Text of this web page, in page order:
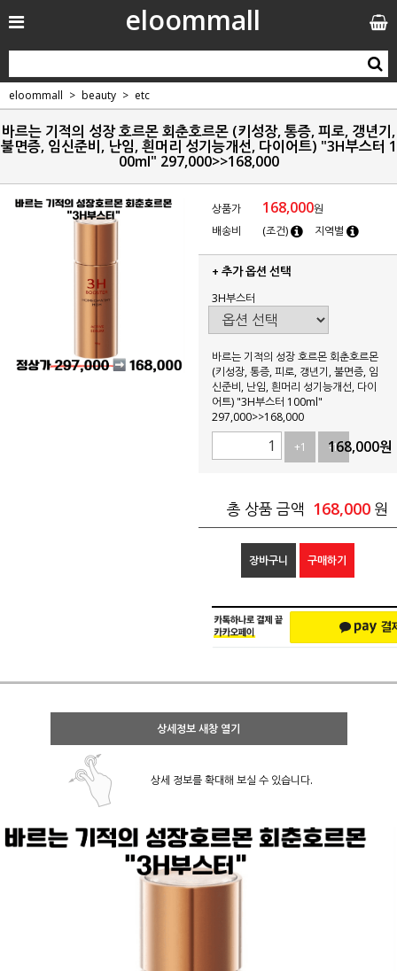
eloommall
eloommall beauty etc
바르는 기적의 성장 호르몬 회춘호르몬 (키성장, 통증, 피로, 갱년기,
불면증, 임신준비, 난임, 흰머리 성기능개선, 다이어트) "3H부스터 1
00ml" 297,000>>168,000
상품가 168,000원
배송비
(조건) 지역별
+ 추가 옵션 선택
3H부스터
바르는 기적의 성장 호르몬 회춘호르몬
(키성장, 통증, 피로, 갱년기, 불면증, 임
신준비, 난임, 흰머리 성기능개선, 다이
어트) "3H부스터 100ml"
297,000>>168,000
+1
-1
168,000원
총 상품 금액 168,000 원
장바구니 구매하기
상세정보 새창 열기
상세 정보를 확대해 보실 수 있습니다.